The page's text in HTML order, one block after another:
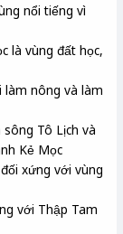
nổi tiếng vì
là vùng đất học,
làm nông và làm
Tô Lịch và
Kẻ Mọc
xứng với vùng
với Thập Tam